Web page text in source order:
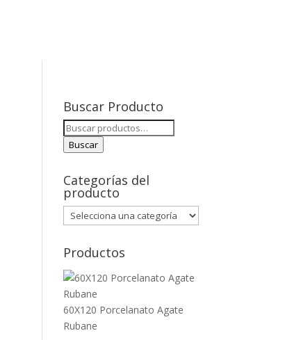
Buscar Producto
Buscar
por:
Buscar
Categorías del
producto
Productos
60X120 Porcelanato Agate
Rubane